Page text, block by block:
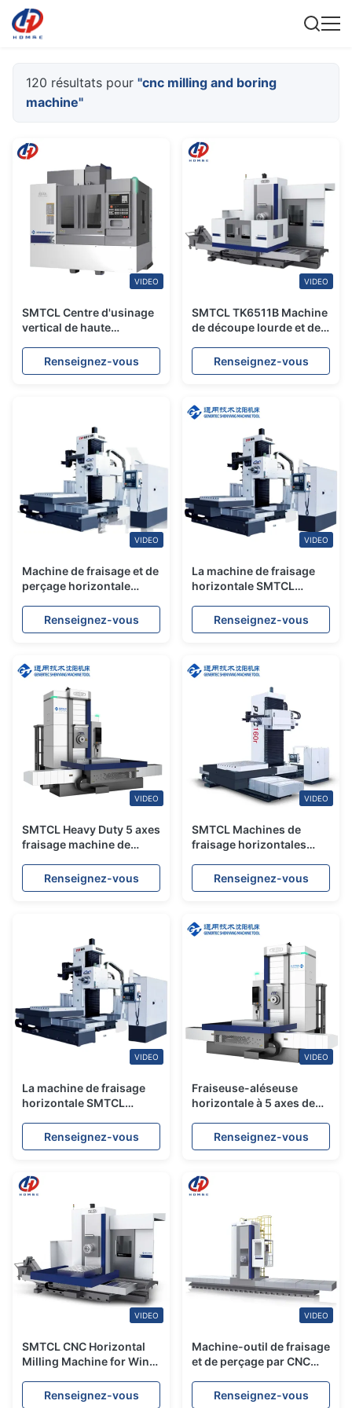
120 résultats pour "cnc milling and boring
machine"
VIDEO
SMTCL Centre d'usinage
vertical de haute
Machine de forage à
fraisage CNC
Renseignez-vous
VIDEO
SMTCL TK6511B Machine
de découpe lourde et de
rigidité pour l'énergie
éolienne
Renseignez-vous
VIDEO
Machine de fraisage et de
perçage horizontale
Renseignez-vous
VIDEO
La machine de fraisage
horizontale SMTCL
de fraisage CNC
Renseignez-vous
VIDEO
SMTCL Heavy Duty 5 axes
fraisage machine de
SIEMENS CNC forage et
fraisage machine
Renseignez-vous
VIDEO
SMTCL Machines de
fraisage horizontales
Centres d'usinage CNC
Machines de fraisage
Renseignez-vous
VIDEO
La machine de fraisage
horizontale SMTCL
Renseignez-vous
VIDEO
Fraiseuse-aléseuse
horizontale à 5 axes de
Système SIEMENS
SMTCL Heavy PBC110
Renseignez-vous
VIDEO
SMTCL CNC Horizontal
Milling Machine for Wind
Machinery TK6513
Renseignez-vous
VIDEO
Machine-outil de fraisage
et de perçage par CNC
l'industrie éolienne
Renseignez-vous